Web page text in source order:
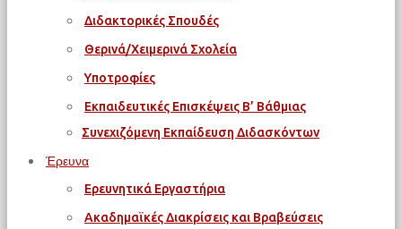
Διδακτορικές Σπουδές
Θερινά/Χειμερινά Σχολεία
Υποτροφίες
Εκπαιδευτικές Επισκέψεις Β’ Βάθμιας
Συνεχιζόμενη Εκπαίδευση Διδασκόντων
Έρευνα
Ερευνητικά Εργαστήρια
Ακαδημαϊκές Διακρίσεις και Βραβεύσεις